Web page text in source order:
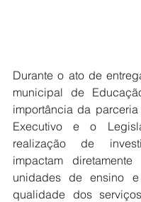
Durante o ato de
municipal de
importância da
Executivo e o
realização de
impactam
unidades de ensino
qualidade dos